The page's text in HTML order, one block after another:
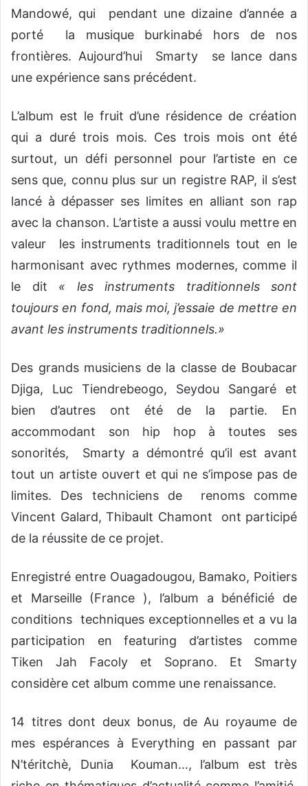
Mandowé, qui pendant une dizaine d’année a
porté la musique burkinabé hors de nos
frontières. Aujourd’hui Smarty se lance dans
une expérience sans précédent.
L’album est le fruit d’une résidence de création
qui a duré trois mois. Ces trois mois ont été
surtout, un défi personnel pour l’artiste en ce
sens que, connu plus sur un registre RAP, il s’est
lancé à dépasser ses limites en alliant son rap
avec la chanson. L’artiste a aussi voulu mettre en
valeur les instruments traditionnels tout en le
harmonisant avec rythmes modernes, comme il
le dit « les instruments traditionnels sont
toujours en fond, mais moi, j’essaie de mettre en
avant les instruments traditionnels.»
Des grands musiciens de la classe de Boubacar
Djiga, Luc Tiendrebeogo, Seydou Sangaré et
bien d’autres ont été de la partie. En
accommodant son hip hop à toutes ses
sonorités, Smarty a démontré qu’il est avant
tout un artiste ouvert et qui ne s’impose pas de
limites. Des techniciens de renoms comme
Vincent Galard, Thibault Chamont ont participé
de la réussite de ce projet.
Enregistré entre Ouagadougou, Bamako, Poitiers
et Marseille (France ), l’album a bénéficié de
conditions techniques exceptionnelles et a vu la
participation en featuring d’artistes comme
Tiken Jah Facoly et Soprano. Et Smarty
considère cet album comme une renaissance.
14 titres dont deux bonus, de Au royaume de
mes espérances à Everything en passant par
N’téritchè, Dunia Kouman…, l’album est très